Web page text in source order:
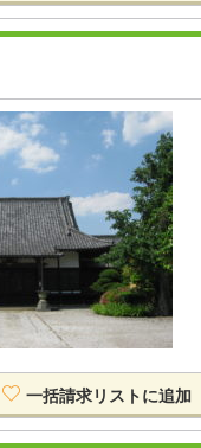
一括請求リストに追加